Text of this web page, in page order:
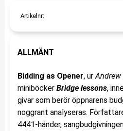
Artikelnr
ALLMÄNT
Bidding as Opener, ur
miniböcker Bridge lessons,
givar som berör öppnarens
noggrant analyseras.
4441-händer,